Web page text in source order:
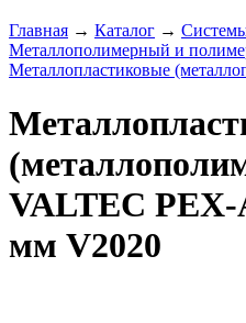
Главная → Каталог →
Металлополимерный и
Металлопластиковые
VALTEC
мм V2020